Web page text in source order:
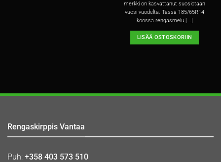
merkki on kasvattanut suosiotaan
vuosi vuodelta. Tässä 185/65R14
koossa rengasmelu [...]
LISÄÄ OSTOSKORIIN
Rengaskirppis Vantaa
Puh: +358 403 573 510